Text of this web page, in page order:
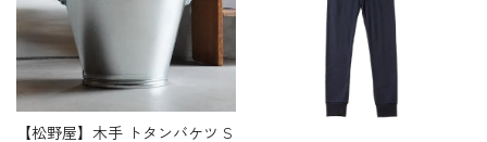
【松野屋】木手 トタンバケツ S